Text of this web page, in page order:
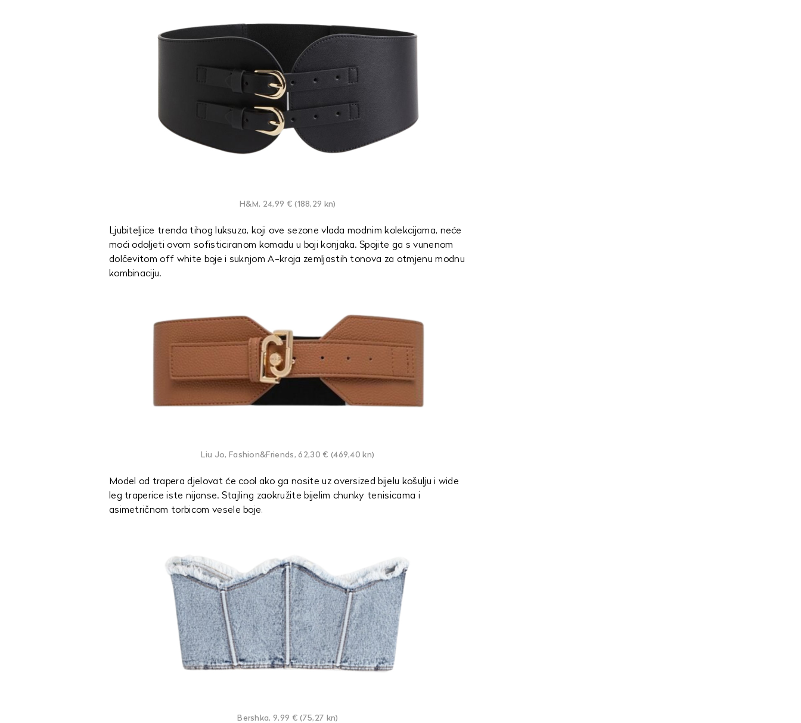
H&M, 24,99 € (188,29 kn)
Ljubiteljice trenda tihog luksuza, koji ove sezone vlada modnim kolekcijama, neće
moći odoljeti ovom sofisticiranom komadu u boji konjaka. Spojite ga s vunenom
dolčevitom off white boje i suknjom A-kroja zemljastih tonova za otmjenu modnu
kombinaciju.
Liu Jo, Fashion&Friends, 62,30 € (469,40 kn)
Model od trapera djelovat će cool ako ga nosite uz oversized bijelu košulju i wide
leg traperice iste nijanse. Stajling zaokružite bijelim chunky tenisicama i
asimetričnom torbicom vesele boje.
Bershka, 9,99 € (75,27 kn)